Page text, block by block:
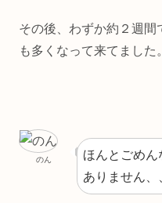
その後、わずか約２週間
も多くなって来てました。
のん
ほんとごめ
ありません、